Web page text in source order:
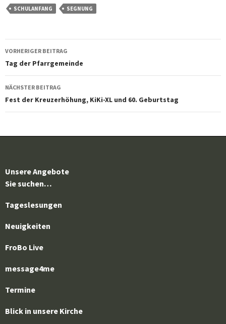
SCHULANFANG SEGNUNG
Beitragsnavigation
VORHERIGER BEITRAG
Tag der Pfarrgemeinde
NÄCHSTER BEITRAG
Fest der Kreuzerhöhung, KiKi-XL und 60. Geburtstag
Unsere Angebote
Sie suchen…
Tageslesungen
Neuigkeiten
FroBo Live
message4me
Termine
Blick in unsere Kirche